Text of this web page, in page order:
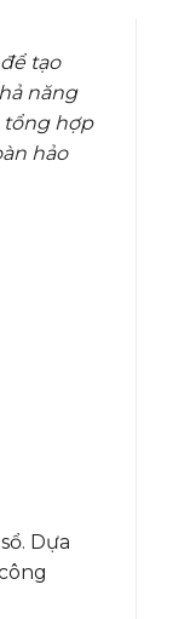
tạo
năng
tổng hợp
hảo
Dựa